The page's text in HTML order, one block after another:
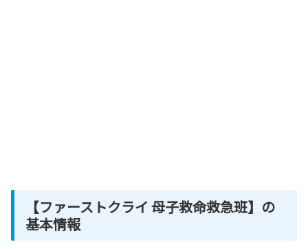
【ファーストクライ 母子救命救急班】の
基本情報